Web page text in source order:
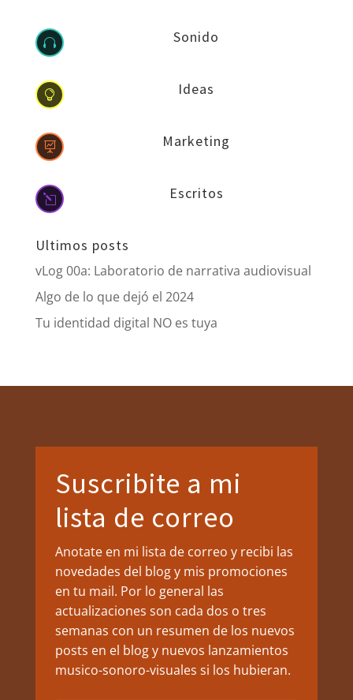
 Sonido
 Ideas
 Marketing
l Escritos
Ultimos posts
vLog 00a: Laboratorio de narrativa audiovisual
Algo de lo que dejó el 2024
Tu identidad digital NO es tuya
Suscribite a mi
lista de correo
Anotate en mi lista de correo y recibi las
novedades del blog y mis promociones
en tu mail. Por lo general las
actualizaciones son cada dos o tres
semanas con un resumen de los nuevos
posts en el blog y nuevos lanzamientos
musico-sonoro-visuales si los hubieran.